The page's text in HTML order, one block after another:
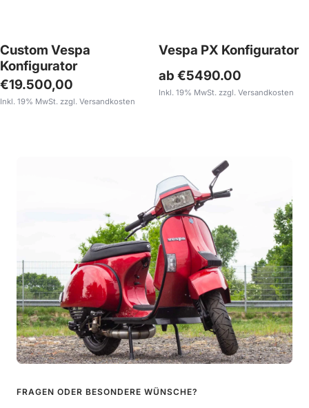
Custom Vespa
Konfigurator
Angebotspreis
€19.500,00
Inkl. 19% MwSt. zzgl. Versandkosten
Vespa PX Konfigurator
ab €5490.00
Inkl. 19% MwSt. zzgl. Versandkosten
FRAGEN ODER BESONDERE WÜNSCHE?